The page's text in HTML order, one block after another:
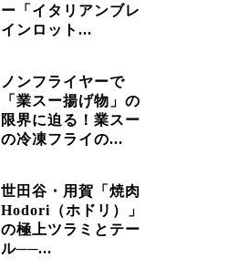
ー「イタリアンブレ
インロット...
ノンフライヤーで
「業スー揚げ物」の
限界に迫る！業スー
の冷凍フライの...
世田谷・用賀「焼肉
Hodori（ホドリ）」
の極上ツラミとテー
ル──...